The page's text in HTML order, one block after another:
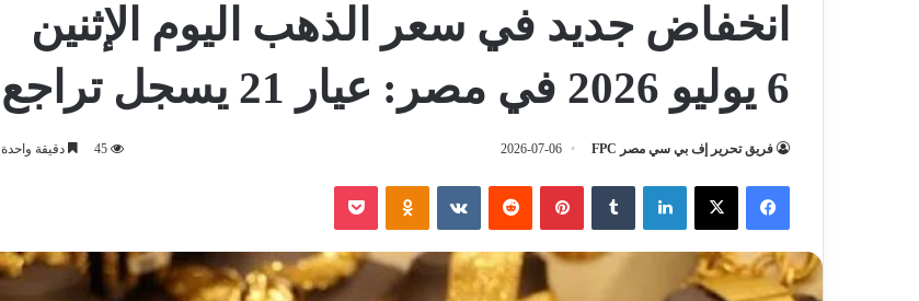
انخفاض جديد في سعر الذهب اليوم الإثنين
6 يوليو 2026 في مصر: عيار 21 يسجل تراجع
فريق تحرير إف بي سي مصر FPC 2026-07-06
45 دقيقة واحدة
فيسبوك ‫X لينكدإن بينتيريست